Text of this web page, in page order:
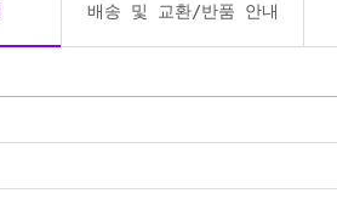
배송 및 교환/반품 안내